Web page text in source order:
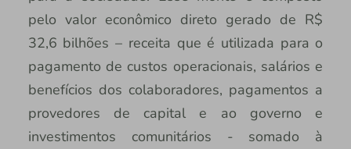
pelo valor econômico direto gerado de R$
32,6 bilhões – receita que é utilizada para o
pagamento de custos operacionais, salários e
benefícios dos colaboradores, pagamentos a
provedores de capital e ao governo e
investimentos comunitários - somado à